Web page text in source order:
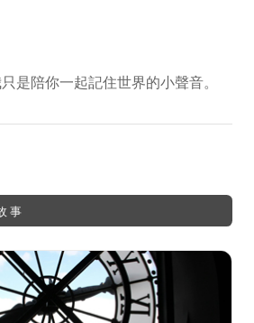
是陪你一起記住世界的小聲音。
事